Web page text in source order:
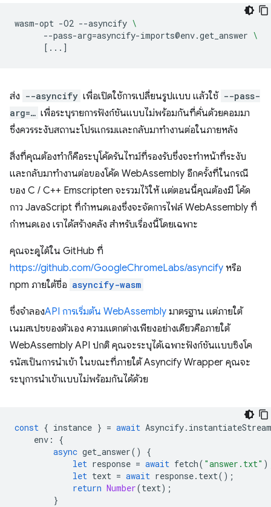
wasm-opt -O2 --asyncify \
--pass-arg=asyncify-imports@env.get_answer \
[ ... ]
ส่ง --asyncify เพื่อเปิดใช้การเปลี่ยนรูปแบบ แล้วใช้ --pass-
arg=… เพื่อระบุรายการฟังก์ชันแบบไม่พร้อมกันที่คั่นด้วยคอมมา
ซึ่งควรระงับสถานะโปรแกรมและกลับมาทำงานต่อในภายหลัง
สิ่งที่คุณต้องทำก็คือระบุโค้ดรันไทม์ที่รองรับซึ่งจะทำหน้าที่ระงับ
และกลับมาทำงานต่อของโค้ด WebAssembly อีกครั้งที่ในกรณี
ของ C / C++ Emscripten จะรวมไว้ให้ แต่ตอนนี้คุณต้องมี โค้ด
กาว JavaScript ที่กำหนดเองซึ่งจะจัดการไฟล์ WebAssembly ที่
กำหนดเอง เราได้สร้างคลัง สำหรับเรื่องนี้โดยเฉพาะ
คุณจะดูได้ใน GitHub ที่
https://github.com/GoogleChromeLabs/asyncify หรือ
npm ภายใต้ชื่อ asyncify-wasm
ซึ่งจำลองAPI การเริ่มต้น WebAssembly มาตรฐาน แต่ภายใต้
เนมสเปซของตัวเอง ความแตกต่างเพียงอย่างเดียวคือภายใต้
WebAssembly API ปกติ คุณจะระบุได้เฉพาะฟังก์ชันแบบซิงโค
รนัสเป็นการนำเข้า ในขณะที่ภายใต้ Asyncify Wrapper คุณจะ
ระบุการนำเข้าแบบไม่พร้อมกันได้ด้วย
const { instance } = await Asyncify.
env :
{
async get_answer()
{
let response = await fetch( "answer.txt"
let text = await response. text();
return Number(text);
}